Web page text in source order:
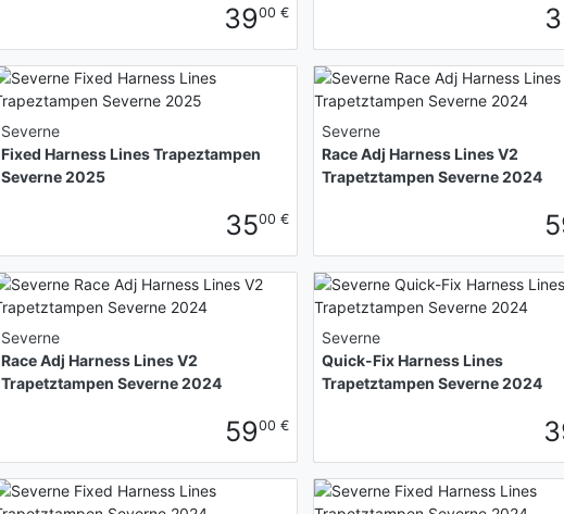
3900 €
Severne
Fixed Harness Lines Trapeztampen
Severne 2025
3500 €
Severne
Race Adj Harness Lines V2
Trapetztampen Severne 2024
Severne
Race Adj Harness Lines V2
Trapetztampen Severne 2024
5900 €
Severne
Quick-Fix Harness Lines
Trapetztampen Severne 2024